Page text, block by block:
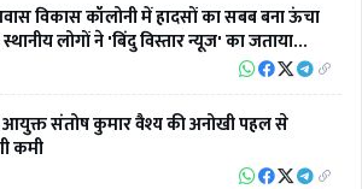
विकास कॉलोनी में हादसों का सबब बना ऊंचा
लोगों ने 'बिंदु विस्तार न्यूज' का जताया
संतोष कुमार वैश्य की अनोखी पहल से
कमी